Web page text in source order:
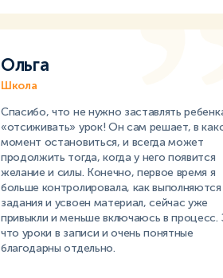
Ольга
Школа
Спасибо, что не нужно заставлять
«отсиживать» урок! Он сам решает, в
момент остановиться, и всегда может
продолжить тогда, когда у него появится
желание и силы. Конечно, первое время я
больше контролировала, как выполняются
задания и усвоен материал, сейчас уже
привыкли и меньше включаюсь в процесс.
что уроки в записи и очень понятные
благодарны отдельно.